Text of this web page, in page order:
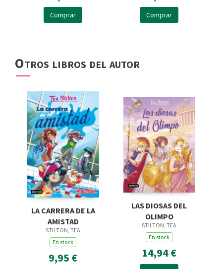
Comprar Comprar
Otros libros del autor
LA CARRERA DE LA
AMISTAD
STILTON, TEA
En stock
9,95 €
LAS DIOSAS DEL
OLIMPO
STILTON, TEA
En stock
14,94 €